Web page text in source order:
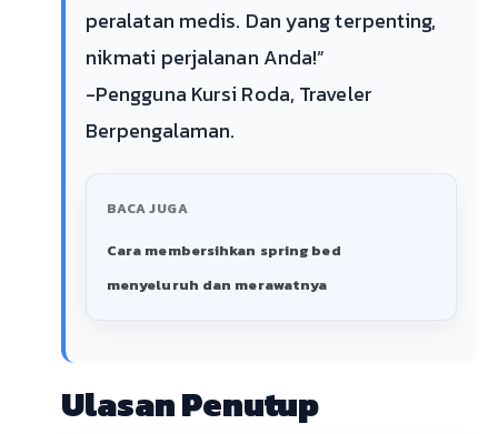
peralatan medis. Dan yang terpenting,
nikmati perjalanan Anda!”
-Pengguna Kursi Roda, Traveler
Berpengalaman.
BACA JUGA
Cara membersihkan spring bed
menyeluruh dan merawatnya
Ulasan Penutup